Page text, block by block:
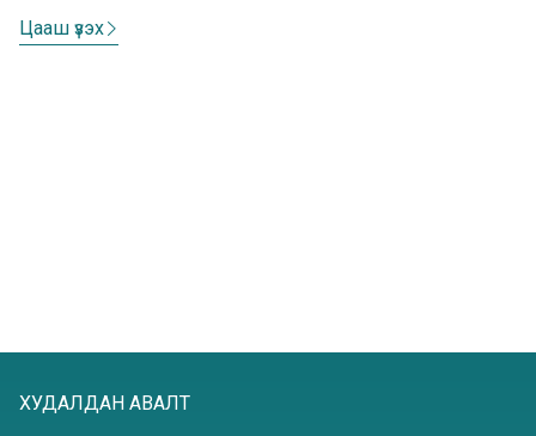
Цааш үзэх
ХУДАЛДАН АВАЛТ